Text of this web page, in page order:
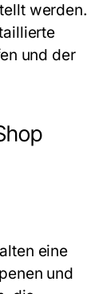
werden.
und der
eine
und